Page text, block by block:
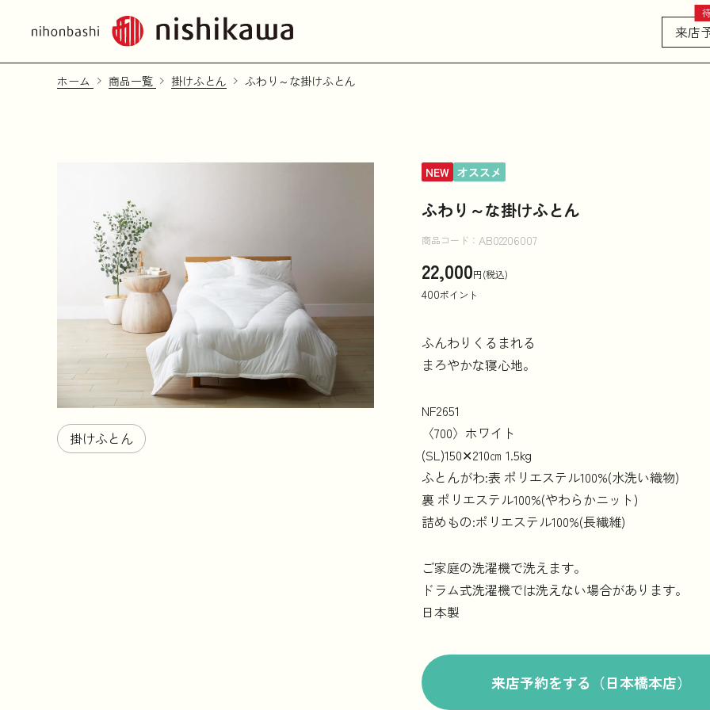
来店
ホーム 商品一覧 掛けふとん ふわり～な掛けふとん
掛けふとん
NEW オススメ
ふわり～な掛けふとん
商品コード： AB02206007
22,000円(税込)
400ポイント
ふんわりくるまれる
まろやかな寝心地。
NF2651
〈700〉ホワイト
(SL)150✕210㎝ 1.5kg
ふとんがわ:表 ポリエステル100%(水洗い織物)
裏 ポリエステル100%(やわらかニット)
詰めもの:ポリエステル100%(長繊維)
ご家庭の洗濯機で洗えます。
ドラム式洗濯機では洗えない場合があります。
日本製
来店予約をする（日本橋本店）